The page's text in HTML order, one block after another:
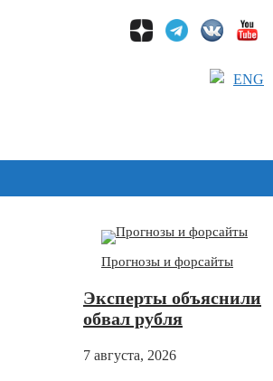
ENG
Прогнозы и форсайты
Эксперты объяснили
обвал рубля
7 августа, 2026